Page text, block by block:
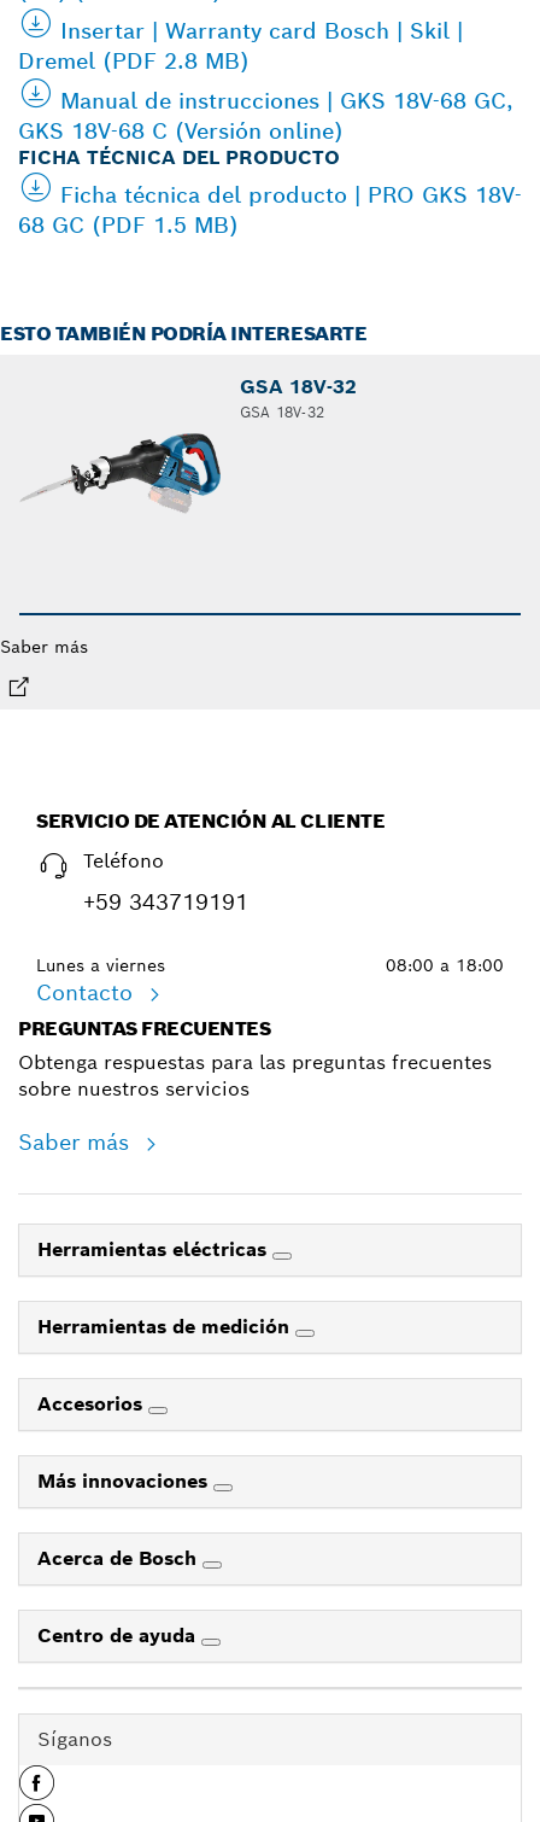
Insertar | Warranty card Bosch | Skil |
Dremel (PDF 2.8 MB)
Manual de instrucciones | GKS 18V-68 GC,
GKS 18V-68 C (Versión online)
FICHA TÉCNICA DEL PRODUCTO
Ficha técnica del producto | PRO GKS 18V-
68 GC (PDF 1.5 MB)
ESTO TAMBIÉN PODRÍA INTERESARTE
GSA 18V-32
GSA 18V-32
Saber más
SERVICIO DE ATENCIÓN AL CLIENTE
Teléfono
+59 343719191
Lunes a viernes 08:00 a 18:00
Contacto
PREGUNTAS FRECUENTES
Obtenga respuestas para las preguntas frecuentes
sobre nuestros servicios
Saber más
Herramientas eléctricas
Herramientas de medición
Accesorios
Más innovaciones
Acerca de Bosch
Centro de ayuda
Síganos